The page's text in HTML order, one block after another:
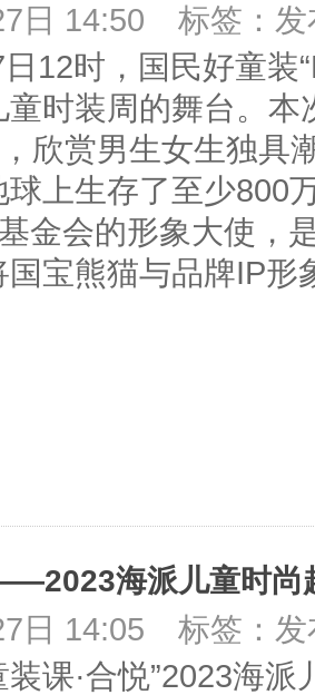
日 14:50
标签：
12时，国民好童装
时装周的舞台。
，欣赏男生女生独
上生存了至少800
金会的形象大使，
国宝熊猫与品牌IP
日 14:05
标签：
装课·合悦”2023海